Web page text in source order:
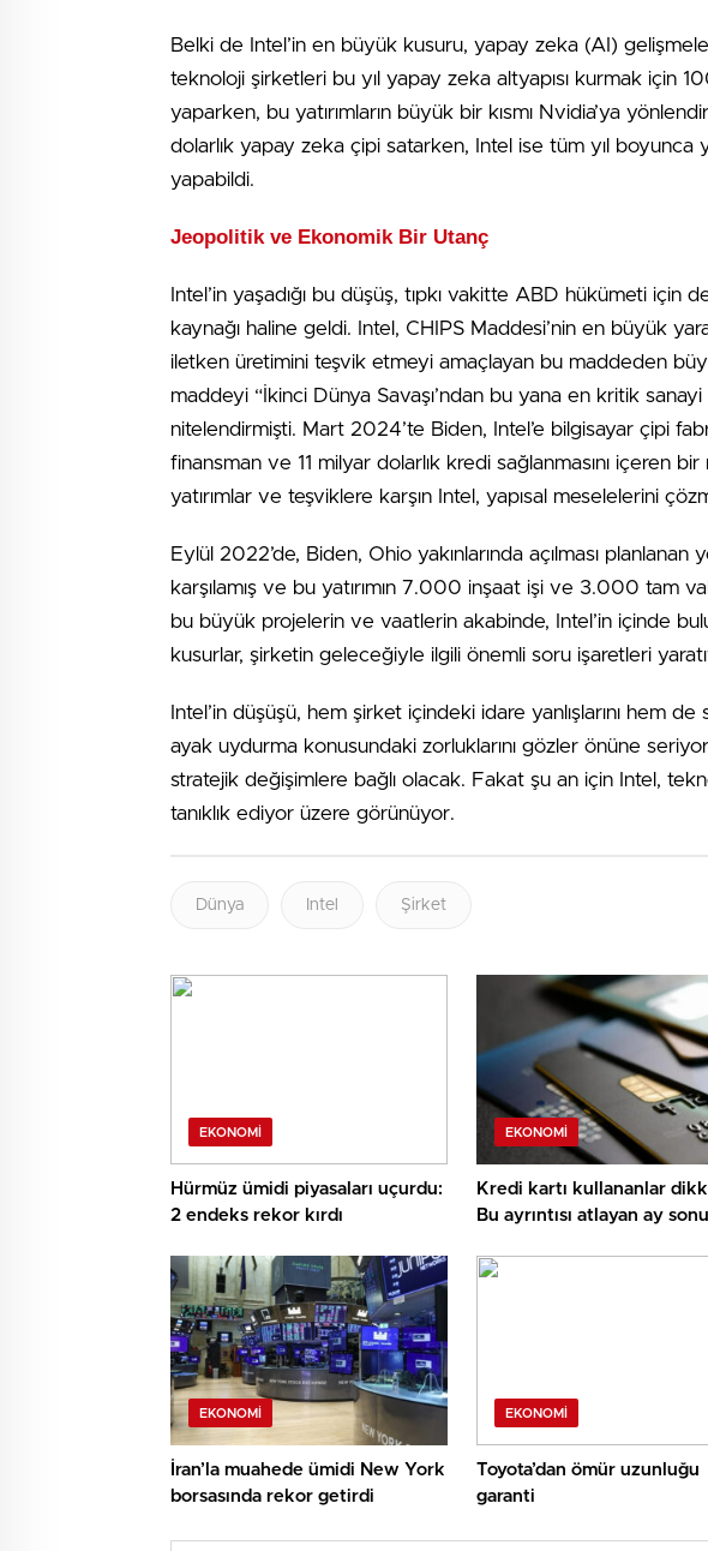
Belki de Intel’in en büyük kusuru, yapay zeka (AI)
teknoloji şirketleri bu yıl yapay zeka altyapısı kurmak için
yaparken, bu yatırımların büyük bir kısmı Nvidia’ya
dolarlık yapay zeka çipi satarken, Intel ise tüm yıl boyunca
yapabildi.
Jeopolitik ve Ekonomik Bir Utanç
Intel’in yaşadığı bu düşüş, tıpkı vakitte ABD hükümeti
kaynağı haline geldi. Intel, CHIPS Maddesi’nin en büyük
iletken üretimini teşvik etmeyi amaçlayan bu maddeden
maddeyi “İkinci Dünya Savaşı’ndan bu yana en kritik
nitelendirmişti. Mart 2024’te Biden, Intel’e bilgisayar çipi
finansman ve 11 milyar dolarlık kredi sağlanmasını içeren
yatırımlar ve teşviklere karşın Intel, yapısal meselelerini
Eylül 2022’de, Biden, Ohio yakınlarında açılması planlanan
karşılamış ve bu yatırımın 7.000 inşaat işi ve 3.000 tam
bu büyük projelerin ve vaatlerin akabinde, Intel’in içinde
kusurlar, şirketin geleceğiyle ilgili önemli soru işaretleri
Intel’in düşüşü, hem şirket içindeki idare yanlışlarını hem
ayak uydurma konusundaki zorluklarını gözler önüne
stratejik değişimlere bağlı olacak. Fakat şu an için Intel,
tanıklık ediyor üzere görünüyor.
Dünya Intel Şirket
EKONOMI
Hürmüz ümidi piyasaları uçurdu:
2 endeks rekor kırdı
EKONOMI
Kredi kartı kullananlar
Bu ayrıntısı atlayan ay
EKONOMI
İran’la muahede ümidi New York
borsasında rekor getirdi
EKONOMI
Toyota’dan ömür uzunluğu
garanti